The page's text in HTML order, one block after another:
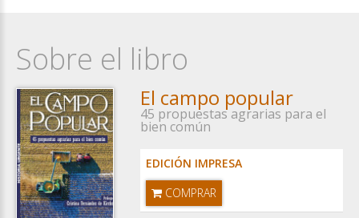
Sobre el libro
El campo popular
45 propuestas agrarias para el
bien común
EDICIÓN IMPRESA
COMPRAR